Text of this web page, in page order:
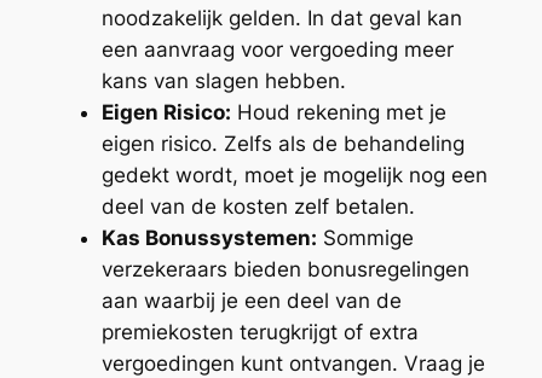
noodzakelijk gelden. In dat geval kan
een aanvraag voor vergoeding meer
kans van slagen hebben.
Eigen Risico: Houd rekening met je
eigen risico. Zelfs als de behandeling
gedekt wordt, moet je mogelijk nog een
deel van de kosten zelf betalen.
Kas Bonussystemen: Sommige
verzekeraars bieden bonusregelingen
aan waarbij je een deel van de
premiekosten terugkrijgt of extra
vergoedingen kunt ontvangen. Vraag je